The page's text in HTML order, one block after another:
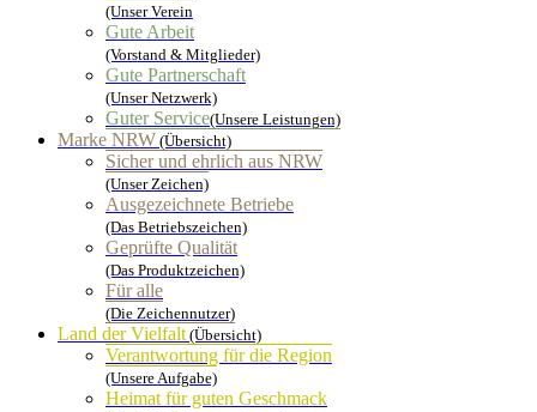
(Unser Verein
Gute Arbeit
(Vorstand & Mitglieder)
Gute Partnerschaft
(Unser Netzwerk)
Guter Service(Unsere Leistungen)
Marke NRW (Übersicht)
Sicher und ehrlich aus NRW
(Unser Zeichen)
Ausgezeichnete Betriebe
(Das Betriebszeichen)
Geprüfte Qualität
(Das Produktzeichen)
Für alle
(Die Zeichennutzer)
Land der Vielfalt(Übersicht)
Verantwortung für die Region
(Unsere Aufgabe)
Heimat für guten Geschmack